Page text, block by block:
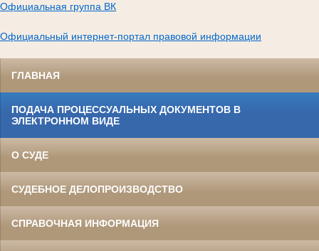
Официальная группа ВК
Официальный интернет-портал правовой информации
ГЛАВНАЯ
ПОДАЧА ПРОЦЕССУАЛЬНЫХ ДОКУМЕНТОВ В
ЭЛЕКТРОННОМ ВИДЕ
О СУДЕ
СУДЕБНОЕ ДЕЛОПРОИЗВОДСТВО
СПРАВОЧНАЯ ИНФОРМАЦИЯ